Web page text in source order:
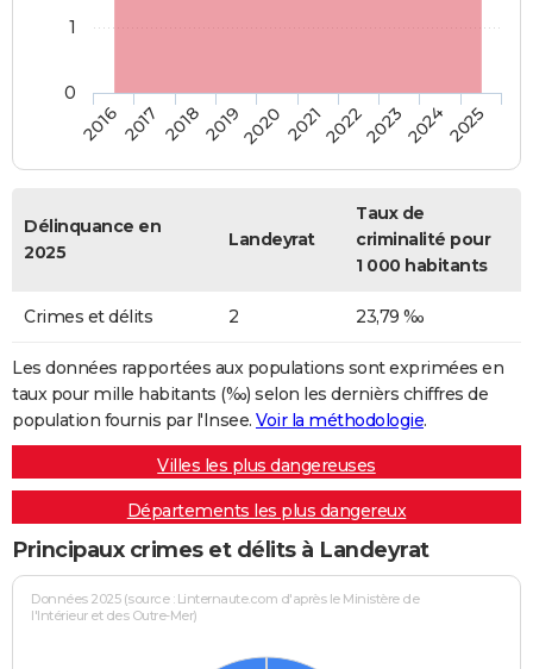
20162017 20182019202020212022202320242025
0
1
Délinquance en
2025
Landeyrat
Taux de
criminalité pour
1 000 habitants
Crimes et délits 2 23,79 ‰
Les données rapportées aux populations sont exprimées en
taux pour mille habitants (‰) selon les dernièrs chiffres de
population fournis par l'Insee. Voir la méthodologie.
Villes les plus dangereuses
Départements les plus dangereux
Principaux crimes et délits à Landeyrat
Données 2025 (source : Linternaute.com d'après le Ministère de
l'Intérieur et des Outre-Mer)